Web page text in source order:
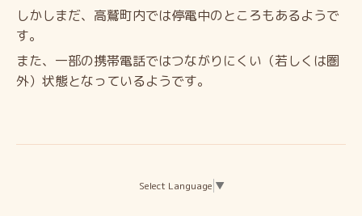
しかしまだ、高鷲町内では停電中のところもあるようで
す。
また、一部の携帯電話ではつながりにくい（若しくは圏
外）状態となっているようです。
Select Language ▼